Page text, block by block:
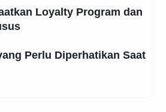
Loyalty Program dan
Perlu Diperhatikan Saat